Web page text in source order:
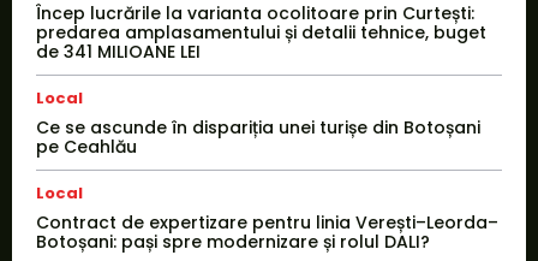
Încep lucrările la varianta ocolitoare prin Curtești:
predarea amplasamentului și detalii tehnice, buget
de 341 MILIOANE LEI
Local
Ce se ascunde în dispariția unei turișe din Botoșani
pe Ceahlău
Local
Contract de expertizare pentru linia Verești–Leorda–
Botoșani: pași spre modernizare și rolul DALI?